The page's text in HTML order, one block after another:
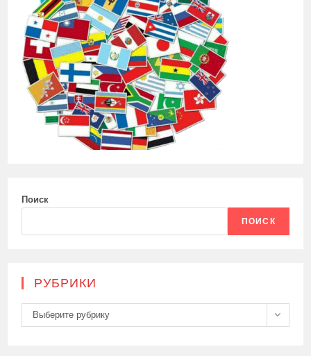
Поиск
ПОИСК
РУБРИКИ
Рубрики
Выберите рубрику